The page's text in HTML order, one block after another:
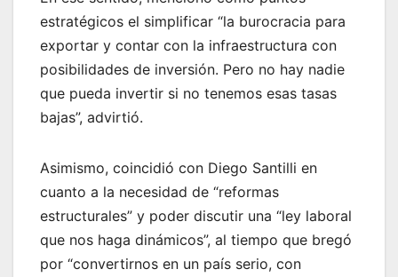
estratégicos el simplificar “la burocracia para
exportar y contar con la infraestructura con
posibilidades de inversión. Pero no hay nadie
que pueda invertir si no tenemos esas tasas
bajas”, advirtió.
Asimismo, coincidió con Diego Santilli en
cuanto a la necesidad de “reformas
estructurales” y poder discutir una “ley laboral
que nos haga dinámicos”, al tiempo que bregó
por “convertirnos en un país serio, con